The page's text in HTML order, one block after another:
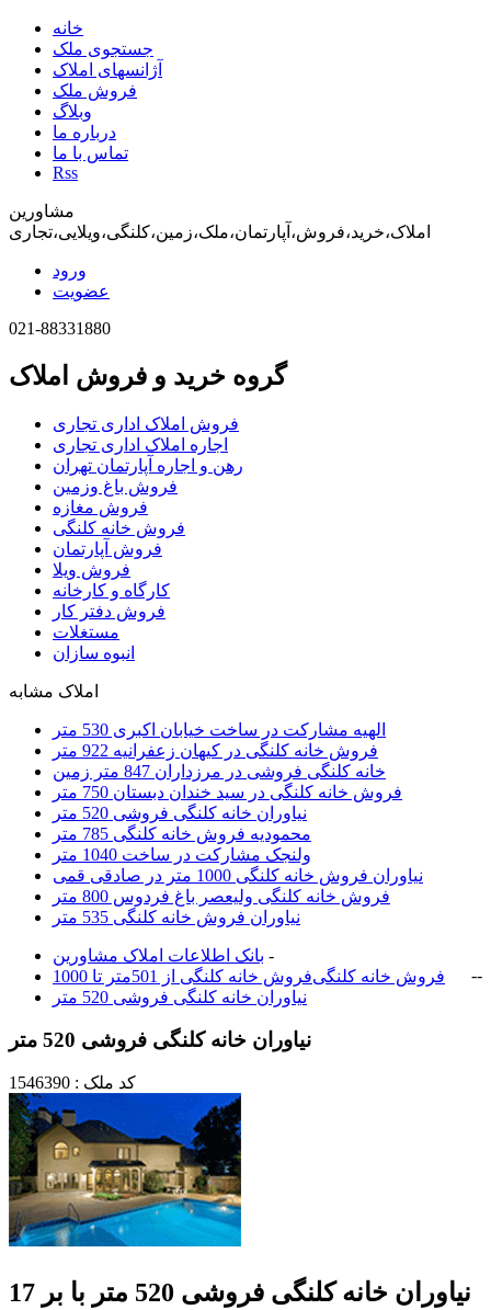
خانه
جستجوی ملک
آژانسهای املاک
فروش ملک
وبلاگ
درباره ما
تماس با ما
Rss
مشاورین
املاک،خرید،فروش،آپارتمان،ملک،زمین،کلنگی،ویلایی،تجاری
ورود
عضویت
021-88331880
گروه خرید و فروش املاک
فروش املاک اداری تجاری
اجاره املاک اداری تجاری
رهن و اجاره آپارتمان تهران
فروش باغ وزمین
فروش مغازه
فروش خانه کلنگی
فروش آپارتمان
فروش ویلا
کارگاه و کارخانه
فروش دفتر کار
مستغلات
انبوه سازان
املاک مشابه
الهیه مشارکت در ساخت خیابان اکبری 530 متر
فروش خانه کلنگی در کیهان زعفرانیه 922 متر
خانه کلنگی فروشی در مرزداران 847 متر زمین
فروش خانه کلنگی در سید خندان دبستان 750 متر
نیاوران خانه کلنگی فروشی 520 متر
محمودیه فروش خانه کلنگی 785 متر
ولنجک مشارکت در ساخت 1040 متر
نیاوران فروش خانه کلنگی 1000 متر در صادقی قمی
فروش خانه کلنگی ولیعصر باغ فردوس 800 متر
نیاوران فروش خانه کلنگی 535 متر
بانک اطلاعات املاک مشاورين -
فروش خانه کلنگی
- فروش خانه کلنگی از 501متر تا 1000
-
نیاوران خانه کلنگی فروشی 520 متر
نیاوران خانه کلنگی فروشی 520 متر
کد ملک : 1546390
نیاوران خانه کلنگی فروشی 520 متر با بر 17